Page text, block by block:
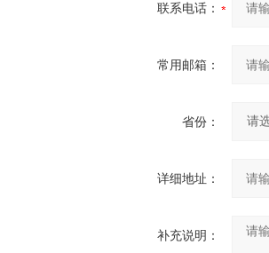
联系电话：
常用邮箱：
省份：
详细地址：
补充说明：